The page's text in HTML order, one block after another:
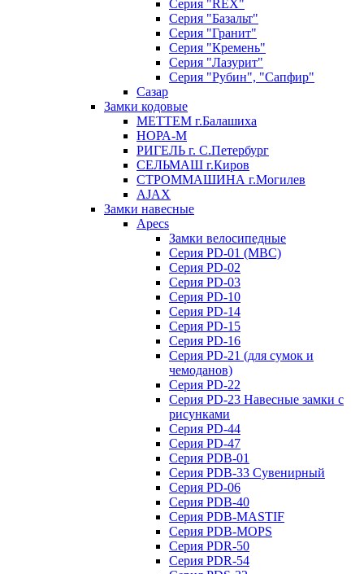
Серия "REX"
Серия "Базальт"
Серия "Гранит"
Серия "Кремень"
Серия "Лазурит"
Серия "Рубин", "Сапфир"
Сазар
Замки кодовые
МЕТТЕМ г.Балашиха
НОРА-М
РИГЕЛЬ г. С.Петербург
СЕЛЬМАШ г.Киров
СТРОММАШИНА г.Могилев
AJAX
Замки навесные
Apecs
Замки велосипедные
Серия PD-01 (МВС)
Серия PD-02
Серия PD-03
Серия PD-10
Серия PD-14
Серия PD-15
Серия PD-16
Серия PD-21 (для сумок и
чемоданов)
Серия PD-22
Серия PD-23 Навесные замки с
рисунками
Серия PD-44
Серия PD-47
Серия PDB-01
Серия PDB-33 Сувенирный
Серия PD-06
Серия PDB-40
Серия PDB-MASTIF
Серия PDB-MOPS
Серия PDR-50
Серия PDR-54